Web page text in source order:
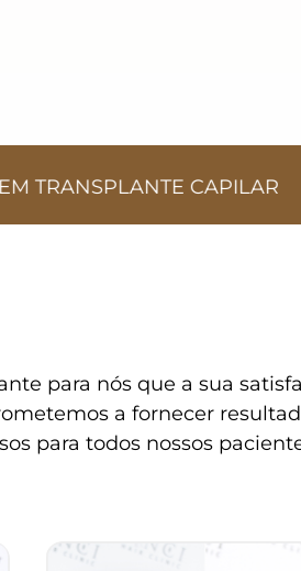
CAPILAR A
para nós que a sua
a fornecer
para todos nossos